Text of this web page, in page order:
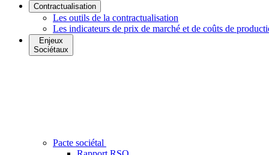
Contractualisation
Les outils de la contractualisation
Les indicateurs de prix de marché et de coûts de
Enjeux
Sociétaux
Pacte sociétal